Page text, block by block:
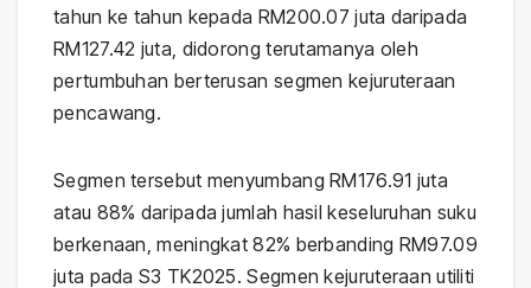
tahun ke tahun kepada RM200.07 juta daripada
RM127.42 juta, didorong terutamanya oleh
pertumbuhan berterusan segmen kejuruteraan
pencawang.
Segmen tersebut menyumbang RM176.91 juta
atau 88% daripada jumlah hasil keseluruhan suku
berkenaan, meningkat 82% berbanding RM97.09
juta pada S3 TK2025. Segmen kejuruteraan utiliti